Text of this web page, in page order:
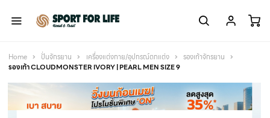
Home ปั่นจักรยาน เครื่องแต่งกาย/อุปกรณ์ตกแต่ง
รองเท้าจักรยาน
รองเท้า CLOUDMONSTER IVORY | PEARL MEN SIZE 9